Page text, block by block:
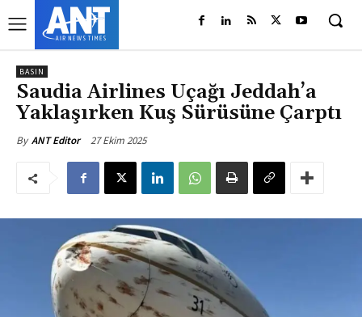
BASIN
Saudia Airlines Uçağı Jeddah’a
Yaklaşırken Kuş Sürüsüne Çarptı
By ANT Editor 27 Ekim 2025